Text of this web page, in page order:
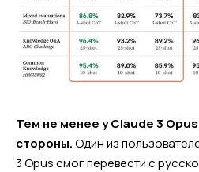
Тем не менее у Claude 3
стороны.Один из
3 Opus смог перевести с